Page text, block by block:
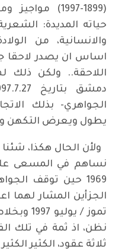
(1899-1997)
حياته المديدة:
اساس ان يصدر لاحقا
اللاحقة.. ولكن ذلك
الجواهري- بذلك
يطول ويعرض التكهن
ولأن الحال هكذا،
نساهم في المسعى
1969 حين توقف
الجزأين المشار لهما
تموز /
نظن، اذ ثمة في تلك
ثلاثة عقود، الكثير